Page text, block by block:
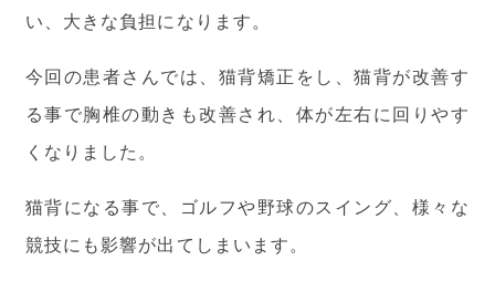
い、大きな負担になります。
今回の患者さんでは、猫背矯正をし、猫背が改善す
る事で胸椎の動きも改善され、体が左右に回りやす
くなりました。
猫背になる事で、ゴルフや野球のスイング、様々な
競技にも影響が出てしまいます。